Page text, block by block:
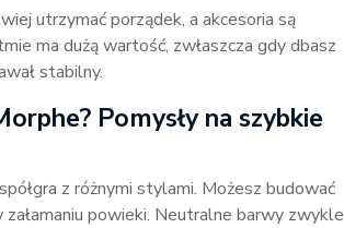
utrzymać porządek, a akcesoria są
ma dużą wartość, zwłaszcza gdy dbasz
stabilny.
Pomysły na szybkie
z różnymi stylami. Możesz budować
powieki. Neutralne barwy zwykle